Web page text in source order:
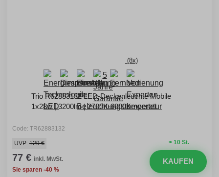
(8x)
Trio R62883132 LED-Deckenleuchte Mobile
1x28w | 3200lm | 2700K-6000K
Code: TR62883132
> 10 St.
UVP: 129 €
77 € inkl. MwSt.
Sie sparen -40 %
KAUFEN